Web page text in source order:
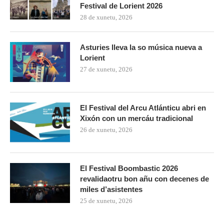
Festival de Lorient 2026
28 de xunetu, 2026
Asturies lleva la so música nueva a
Lorient
27 de xunetu, 2026
El Festival del Arcu Atlánticu abri en
Xixón con un mercáu tradicional
26 de xunetu, 2026
El Festival Boombastic 2026
revalidaotru bon añu con decenes de
miles d’asistentes
25 de xunetu, 2026